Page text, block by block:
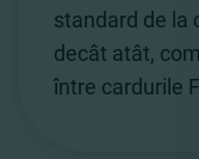
standard de la
decât atât,
între cardurile